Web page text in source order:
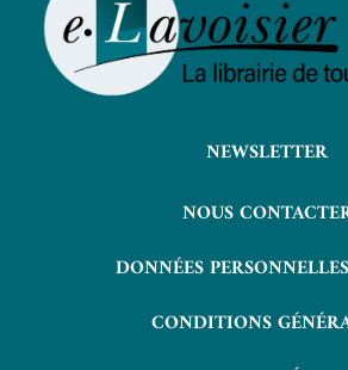
NEWSLETTER
NOUS
DONNÉES
CONDITIONS